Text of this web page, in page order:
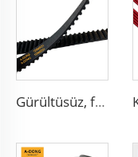
Gürültüsüz, farklı diş tipi zamanlama kayışı, araba motorlarını korur, Çin fabrikası HNBR/CR malzemeleri